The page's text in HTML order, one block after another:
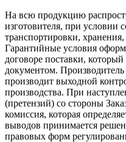
На всю продукцию
изготовителя, при условии
транспортировки,
Гарантийные условия
договоре поставки,
документом.
производит выходной
производства. При
(претензий) со стороны
комиссия, которая
выводов принимается
правовых форм